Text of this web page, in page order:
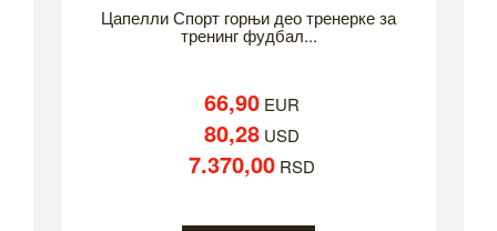
Цапелли Спорт горњи део тренерке за
тренинг фудбал...
66,90EUR
80,28USD
7.370,00RSD